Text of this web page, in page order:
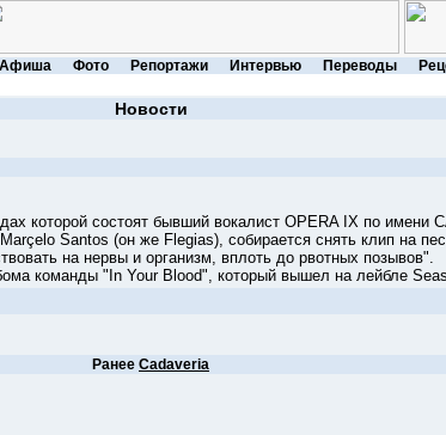
Фото Репортажи Интервью Переводы
Новости
состоят бывший вокалист OPERA IX по имени
Santos (он же Flegias), собирается снять клип на
на нервы и организм, вплоть до рвотных позывов".
команды "In Your Blood", который вышел на лейбле
Ранее Cadaveria